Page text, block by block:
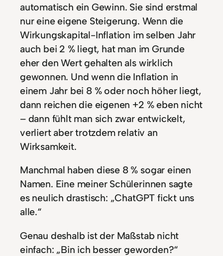
automatisch ein Gewinn. Sie sind erstmal
nur eine eigene Steigerung. Wenn die
Wirkungskapital-Inflation im selben Jahr
auch bei 2 % liegt, hat man im Grunde
eher den Wert gehalten als wirklich
gewonnen. Und wenn die Inflation in
einem Jahr bei 8 % oder noch höher liegt,
dann reichen die eigenen +2 % eben nicht
– dann fühlt man sich zwar entwickelt,
verliert aber trotzdem relativ an
Wirksamkeit.
Manchmal haben diese 8 % sogar einen
Namen. Eine meiner Schülerinnen sagte
es neulich drastisch: „ChatGPT fickt uns
alle.“
Genau deshalb ist der Maßstab nicht
einfach: „Bin ich besser geworden?“